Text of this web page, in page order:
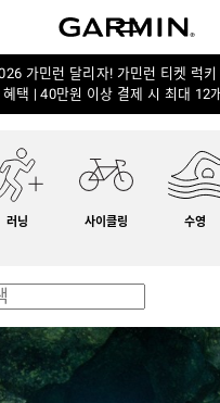
가민런 달리자! 가민런 티켓 럭
혜택 | 40만원 이상 결제 시 최대 12
러닝 사이클링 수영